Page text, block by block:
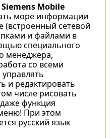
Siemens Mobile
море информации
(встроенный сетевой
и файлами в
специального
менеджера,
со всеми
и редактировать
числе рисовать
функция
При этом
русский язык